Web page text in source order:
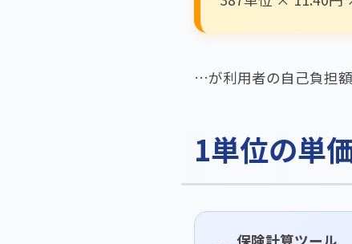
…が利用者の自己負担額
1単位の単
保険計算ツール